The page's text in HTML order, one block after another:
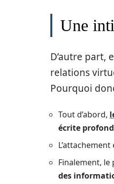
Une
D’autre part,
relations
Pourquoi
Tout d’abord,
écrite
Finalement,
des